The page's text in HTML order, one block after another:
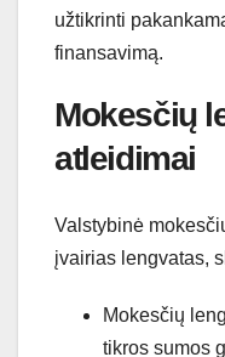
užtikrinti
finansavimą.
Mokesčių
atleidimai
Valstybinė
įvairias lengvatas,
Mokesčių
tikros sumos